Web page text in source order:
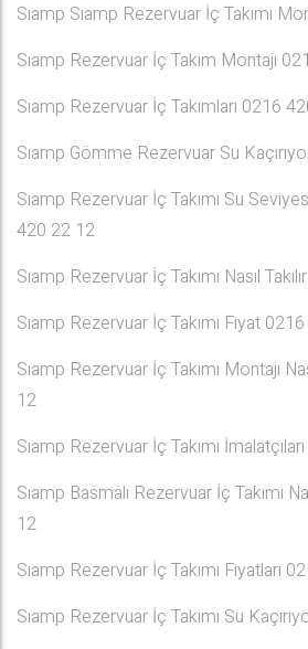
Sıamp Sıamp Rezervuar İç Takımı
Sıamp Rezervuar İç Takım Montajı
Sıamp Rezervuar İç Takımları 0216
Sıamp Gömme Rezervuar Su
Sıamp Rezervuar İç Takımı Su
420 22 12
Sıamp Rezervuar İç Takımı Nasıl
Sıamp Rezervuar İç Takımı Fiyat
Sıamp Rezervuar İç Takımı Montajı
12
Sıamp Rezervuar İç Takımı
Sıamp Basmalı Rezervuar İç Takımı
12
Sıamp Rezervuar İç Takımı Fiyatları
Sıamp Rezervuar İç Takımı Su